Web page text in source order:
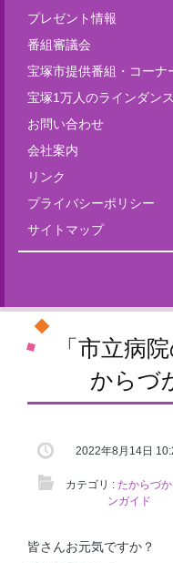
プレゼント情報
番組審議会
宝塚市提供番組・コーナ
宝塚1万人のラインダンス
お問い合わせ
会社案内
リンク
プライバシーポリシー
サイトマップ
「市立病
からづ
2022年8月14日
カテゴリ : たからづ
ンガイド
皆さんお元気ですか？